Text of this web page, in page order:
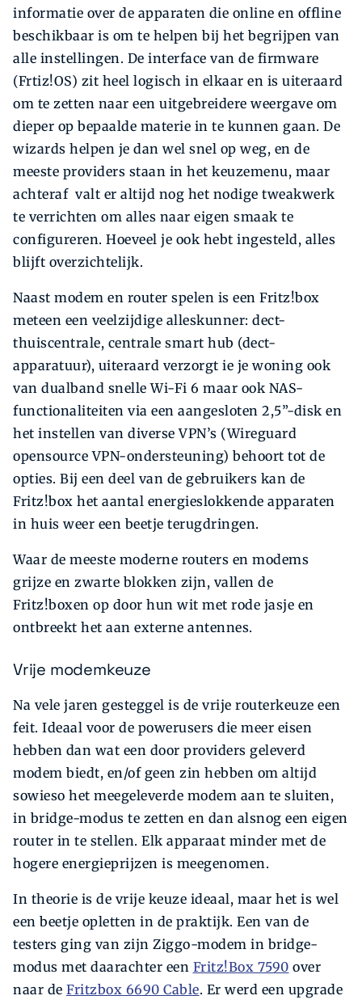
informatie over de apparaten die online en offline
beschikbaar is om te helpen bij het begrijpen van
alle instellingen. De interface van de firmware
(Frtiz!OS) zit heel logisch in elkaar en is uiteraard
om te zetten naar een uitgebreidere weergave om
dieper op bepaalde materie in te kunnen gaan. De
wizards helpen je dan wel snel op weg, en de
meeste providers staan in het keuzemenu, maar
achteraf valt er altijd nog het nodige tweakwerk
te verrichten om alles naar eigen smaak te
configureren. Hoeveel je ook hebt ingesteld, alles
blijft overzichtelijk.
Naast modem en router spelen is een Fritz!box
meteen een veelzijdige alleskunner: dect-
thuiscentrale, centrale smart hub (dect-
apparatuur), uiteraard verzorgt ie je woning ook
van dualband snelle Wi-Fi 6 maar ook NAS-
functionaliteiten via een aangesloten 2,5”-disk en
het instellen van diverse VPN’s (Wireguard
opensource VPN-ondersteuning) behoort tot de
opties. Bij een deel van de gebruikers kan de
Fritz!box het aantal energieslokkende apparaten
in huis weer een beetje terugdringen.
Waar de meeste moderne routers en modems
grijze en zwarte blokken zijn, vallen de
Fritz!boxen op door hun wit met rode jasje en
ontbreekt het aan externe antennes.
Vrije modemkeuze
Na vele jaren gesteggel is de vrije routerkeuze een
feit. Ideaal voor de powerusers die meer eisen
hebben dan wat een door providers geleverd
modem biedt, en/of geen zin hebben om altijd
sowieso het meegeleverde modem aan te sluiten,
in bridge-modus te zetten en dan alsnog een eigen
router in te stellen. Elk apparaat minder met de
hogere energieprijzen is meegenomen.
In theorie is de vrije keuze ideaal, maar het is wel
een beetje opletten in de praktijk. Een van de
testers ging van zijn Ziggo-modem in bridge-
modus met daarachter een Fritz!Box 7590 over
naar de Fritzbox 6690 Cable. Er werd een upgrade